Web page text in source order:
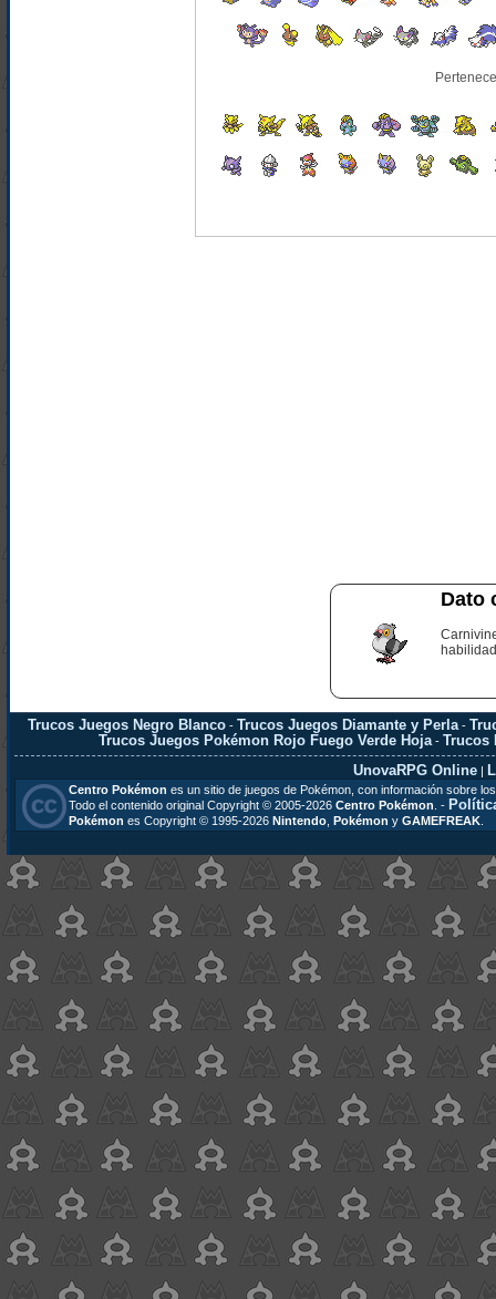
Dato
Trucos Juegos Negro Blanco -Trucos Juegos Diamante y Perla -
Trucos Juegos Pokémon Rojo Fuego Verde Hoja -Trucos
UnovaRPG Online |
Centro Pokémon es un sitio de juegos de Pokémon, con información sobre
Todo el contenido original Copyright © 2005-2026 Centro Pokémon . -
Pokémon es Copyright © 1995-2026 Nintendo, Pokémon y GAMEFREAK.